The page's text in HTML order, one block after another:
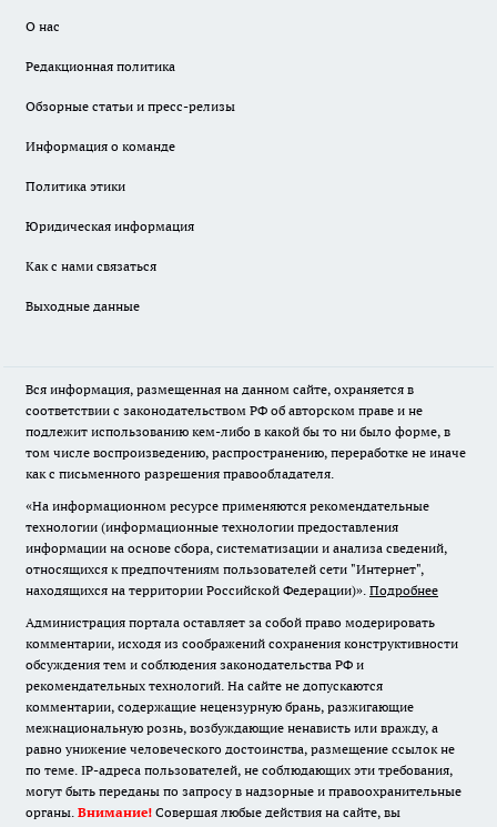
О нас
Редакционная политика
Обзорные статьи и пресс-релизы
Информация о команде
Политика этики
Юридическая информация
Как с нами связаться
Выходные данные
Вся информация, размещенная на данном сайте, охраняется в
соответствии с законодательством РФ об авторском праве и не
подлежит использованию кем-либо в какой бы то ни было форме, в
том числе воспроизведению, распространению, переработке не иначе
как с письменного разрешения правообладателя.
«На информационном ресурсе применяются рекомендательные
технологии (информационные технологии предоставления
информации на основе сбора, систематизации и анализа сведений,
относящихся к предпочтениям пользователей сети "Интернет",
находящихся на территории Российской Федерации)». Подробнее
Администрация портала оставляет за собой право модерировать
комментарии, исходя из соображений сохранения конструктивности
обсуждения тем и соблюдения законодательства РФ и
рекомендательных технологий. На сайте не допускаются
комментарии, содержащие нецензурную брань, разжигающие
межнациональную рознь, возбуждающие ненависть или вражду, а
равно унижение человеческого достоинства, размещение ссылок не
по теме. IP-адреса пользователей, не соблюдающих эти требования,
могут быть переданы по запросу в надзорные и правоохранительные
органы. Внимание! Совершая любые действия на сайте, вы